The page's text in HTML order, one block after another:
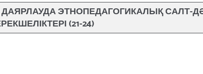
ЭТНОПЕДАГОГИКАЛЫҚ САЛТ-
(21-24)